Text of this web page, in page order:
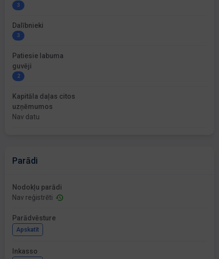
3
Dalībnieki
3
Patiesie labuma
guvēji
2
Kapitāla daļas citos
uzņēmumos
Nav datu
Parādi
Nodokļu parādi
Nav reģistrēti
Parādvēsture
Apskatīt
Inkasso